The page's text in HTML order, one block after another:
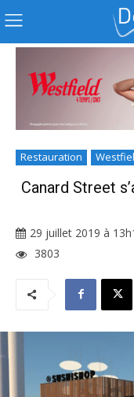
Restauration
Canard Street
29 juillet 2019 à
3803